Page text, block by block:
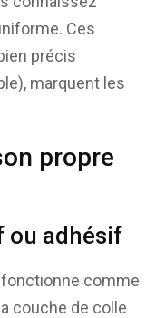
Ces
précis
marquent les
propre
ou adhésif
comme
couche de colle